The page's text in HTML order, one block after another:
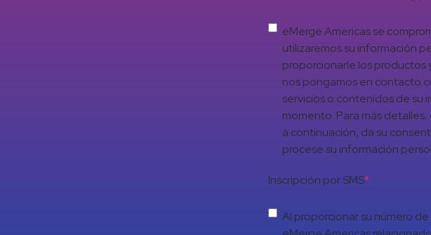
eMerge Americas se
utilizaremos su información
proporcionarle los productos
nos pongamos en contacto
servicios o contenidos de su
momento. Para más
a continuación, da su
procese su información
Inscripción por SMS*
Al proporcionar su número